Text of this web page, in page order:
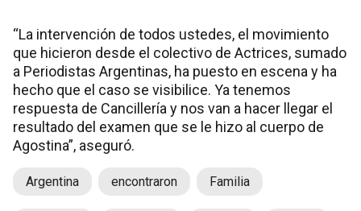
“La intervención de todos ustedes, el movimiento
que hicieron desde el colectivo de Actrices, sumado
a Periodistas Argentinas, ha puesto en escena y ha
hecho que el caso se visibilice. Ya tenemos
respuesta de Cancillería y nos van a hacer llegar el
resultado del examen que se le hizo al cuerpo de
Agostina”, aseguró.
Argentina encontraron Familia